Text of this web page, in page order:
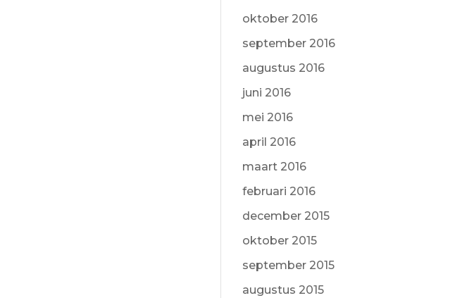
oktober 2016
september 2016
augustus 2016
juni 2016
mei 2016
april 2016
maart 2016
februari 2016
december 2015
oktober 2015
september 2015
augustus 2015